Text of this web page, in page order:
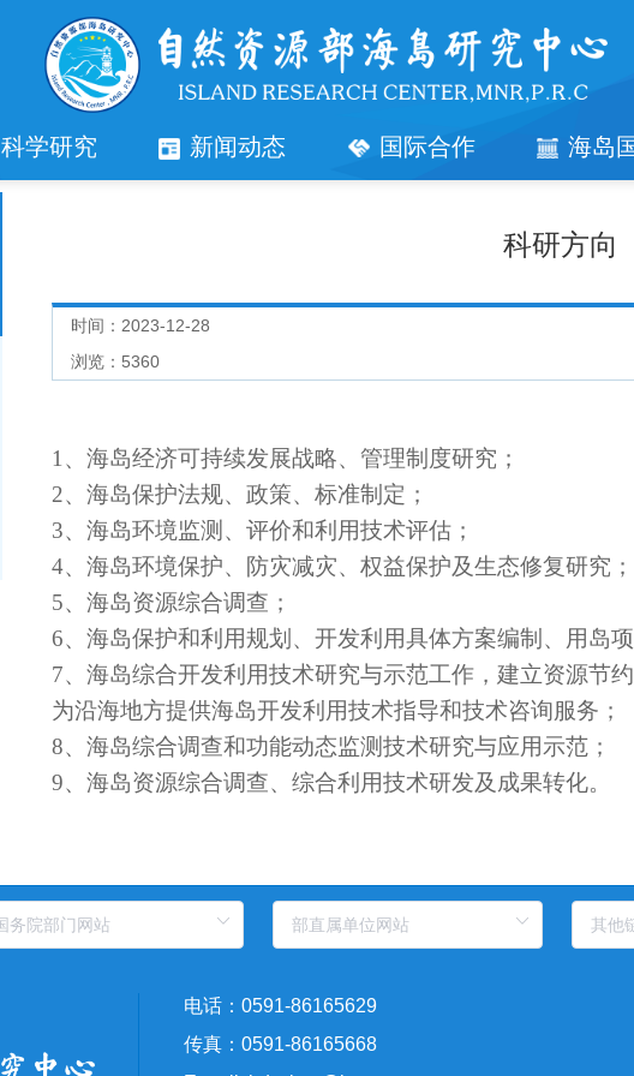
科学研究 新闻动态 国际合作 海岛
科研方向
时间：2023-12-28
浏览： 5360
1、海岛经济可持续发展战略、管理制度研究；
2、海岛保护法规、政策、标准制定；
3、海岛环境监测、评价和利用技术评估；
4、海岛环境保护、防灾减灾、权益保护及生态修复研究；
5、海岛资源综合调查；
6、海岛保护和利用规划、开发利用具体方案编制、用岛
7、海岛综合开发利用技术研究与示范工作，建立资源节
为沿海地方提供海岛开发利用技术指导和技术咨询服务；
8、海岛综合调查和功能动态监测技术研究与应用示范；
9、海岛资源综合调查、综合利用技术研发及成果转化。
电话：0591-86165629
传真：0591-86165668